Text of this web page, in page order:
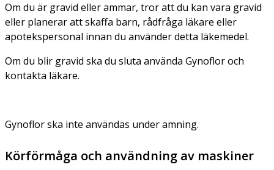
Om du är gravid eller ammar, tror att du kan vara gravid
eller planerar att skaffa barn, rådfråga läkare eller
apotekspersonal innan du använder detta läkemedel.
Om du blir gravid ska du sluta använda Gynoflor och
kontakta läkare.
Gynoflor ska inte användas under amning.
Körförmåga och användning av maskiner